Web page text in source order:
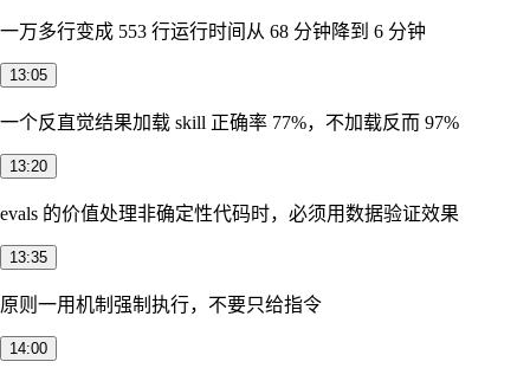
一万多行变成 553 行运行时间从 68 分钟降到 6 分钟
13:05
一个反直觉结果加载 skill 正确率 77%，不加载反而 97%
13:20
evals 的价值处理非确定性代码时，必须用数据验证效果
13:35
原则一用机制强制执行，不要只给指令
14:00